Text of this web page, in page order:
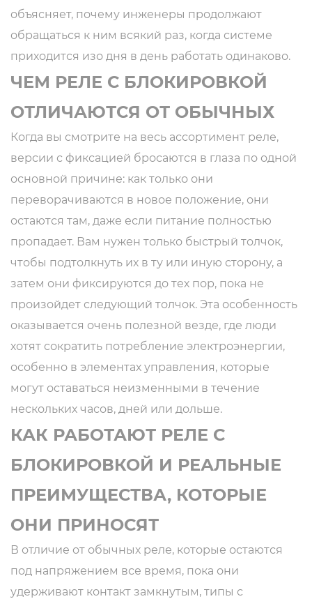
объясняет, почему инженеры продолжают
обращаться к ним всякий раз, когда системе
приходится изо дня в день работать одинаково.
ЧЕМ РЕЛЕ С БЛОКИРОВКОЙ
ОТЛИЧАЮТСЯ ОТ ОБЫЧНЫХ
Когда вы смотрите на весь ассортимент реле,
версии с фиксацией бросаются в глаза по одной
основной причине: как только они
переворачиваются в новое положение, они
остаются там, даже если питание полностью
пропадает. Вам нужен только быстрый толчок,
чтобы подтолкнуть их в ту или иную сторону, а
затем они фиксируются до тех пор, пока не
произойдет следующий толчок. Эта особенность
оказывается очень полезной везде, где люди
хотят сократить потребление электроэнергии,
особенно в элементах управления, которые
могут оставаться неизменными в течение
нескольких часов, дней или дольше.
КАК РАБОТАЮТ РЕЛЕ С
БЛОКИРОВКОЙ И РЕАЛЬНЫЕ
ПРЕИМУЩЕСТВА, КОТОРЫЕ
ОНИ ПРИНОСЯТ
В отличие от обычных реле, которые остаются
под напряжением все время, пока они
удерживают контакт замкнутым, типы с